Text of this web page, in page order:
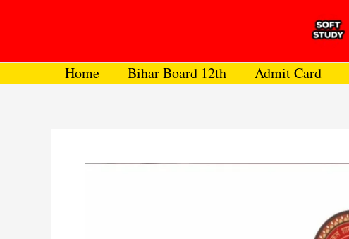
Home Bihar Board 12th Admit Card